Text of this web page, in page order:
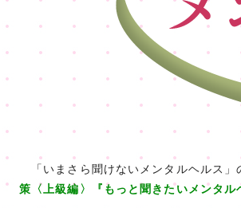
「いまさら聞けないメンタルヘルス」
策〈上級編〉『もっと聞きたいメンタル